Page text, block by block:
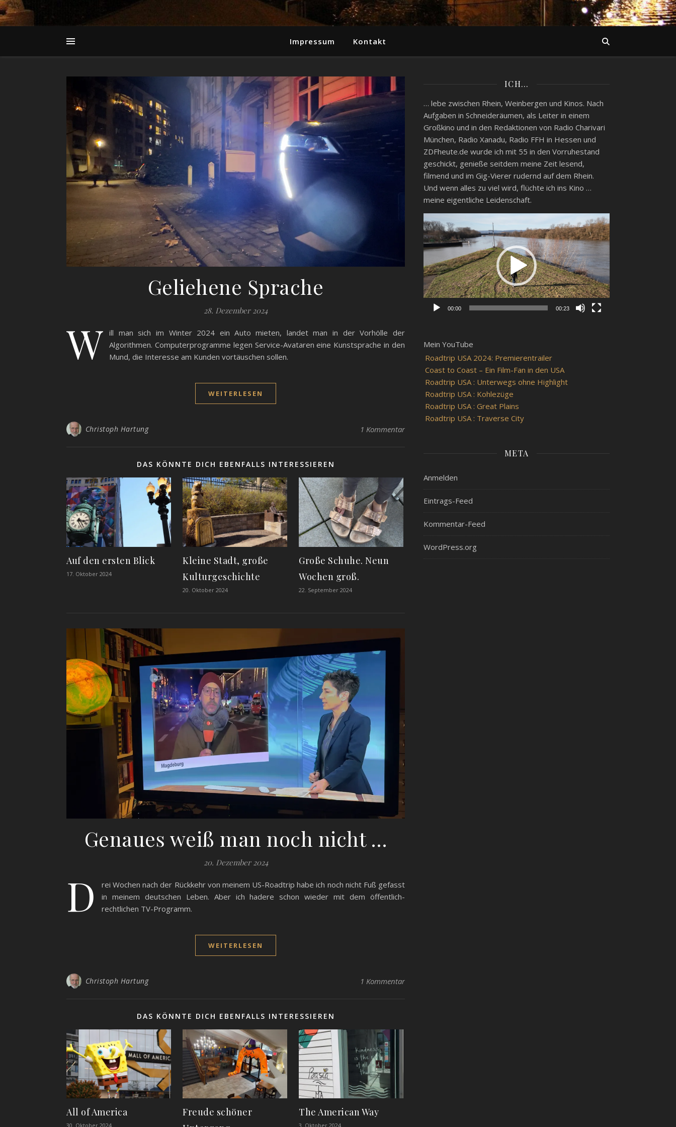
Impressum Kontakt
Geliehene Sprache
28. Dezember 2024
W ill man sich im Winter 2024 ein Auto mieten, landet man in der Vorhölle der
Algorithmen. Computerprogramme legen Service-Avataren eine Kunstsprache in den
Mund, die Interesse am Kunden vortäuschen sollen.
WEITERLESEN
Christoph Hartung 1 Kommentar
DAS KÖNNTE DICH EBENFALLS INTERESSIEREN
Auf den ersten Blick
17. Oktober 2024
Kleine Stadt, große
Kulturgeschichte
20. Oktober 2024
Große Schuhe. Neun
Wochen groß.
22. September 2024
Genaues weiß man noch nicht …
20. Dezember 2024
D
rei Wochen nach der Rückkehr von meinem US-Roadtrip habe ich noch nicht Fuß gefasst
in meinem deutschen Leben. Aber ich hadere schon wieder mit dem öffentlich-
rechtlichen TV-Programm.
WEITERLESEN
Christoph Hartung 1 Kommentar
DAS KÖNNTE DICH EBENFALLS INTERESSIEREN
All of America
30. Oktober 2024
Freude schöner
The American Way
3. Oktober 2024
ICH…
… lebe zwischen Rhein, Weinbergen und Kinos. Nach
Aufgaben in Schneideräumen, als Leiter in einem
Großkino und in den Redaktionen von Radio Charivari
München, Radio Xanadu, Radio FFH in Hessen und
ZDFheute.de wurde ich mit 55 in den Vorruhestand
geschickt, genieße seitdem meine Zeit lesend,
filmend und im Gig-Vierer rudernd auf dem Rhein.
Und wenn alles zu viel wird, flüchte ich ins Kino …
meine eigentliche Leidenschaft.
Video-
Player
00:00 00:23
Mein YouTube
Roadtrip USA 2024: Premierentrailer
Coast to Coast – Ein Film-Fan in den USA
Roadtrip USA : Unterwegs ohne Highlight
Roadtrip USA : Kohlezüge
Roadtrip USA : Great Plains
Roadtrip USA : Traverse City
META
Anmelden
Eintrags-Feed
Kommentar-Feed
WordPress.org